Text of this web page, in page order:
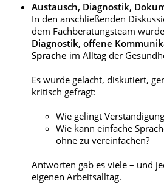
Austausch, Diagnostik,
In den anschließenden
dem Fachberatungsteam
Diagnostik, offene
Sprache im Alltag der
Es wurde gelacht, diskutiert,
kritisch gefragt:
Wie gelingt
Wie kann einfache
ohne zu vereinfachen?
Antworten gab es viele – und
eigenen Arbeitsalltag.